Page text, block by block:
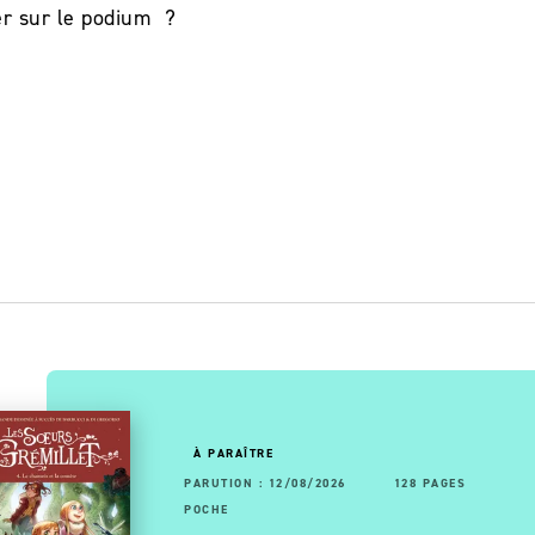
sur le podium ?
PAGES: 22/04/2026
160 PAGES
À PARAÎTRE
PARUTION : 12/08/2026
128 PAGES
POCHE